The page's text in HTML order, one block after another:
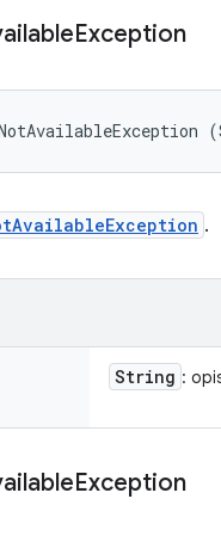
Exception
.
String :
Exception